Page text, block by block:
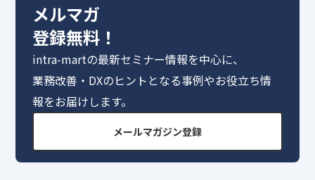
メルマガ
登録無料！
intra-martの最新セミナー情報を中心に、
業務改善・DXのヒントとなる事例やお役立ち情
報をお届けします。
メールマガジン登録